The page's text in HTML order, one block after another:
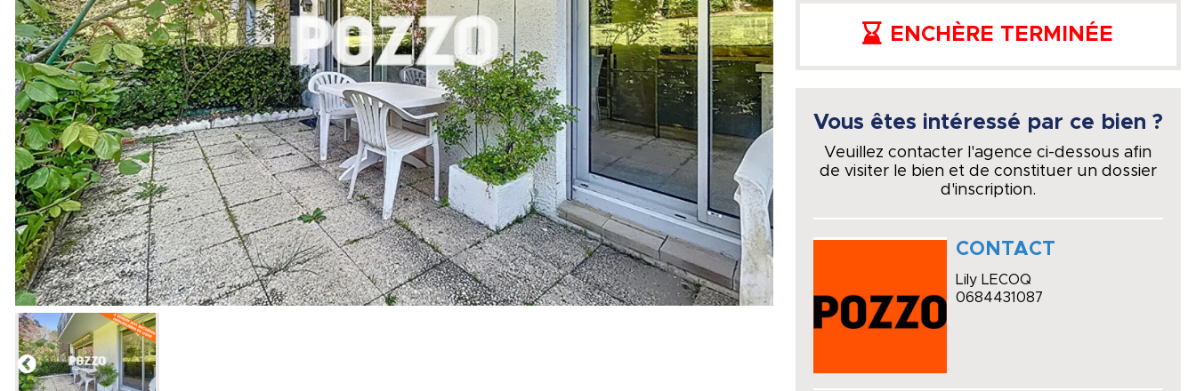
ENCHÈRE TERMINÉE
Vous êtes intéressé par ce bien ?
Veuillez contacter l'agence ci-dessous afin
de visiter le bien et de constituer un dossier
d'inscription.
CONTACT
Lily LECOQ
0684431087